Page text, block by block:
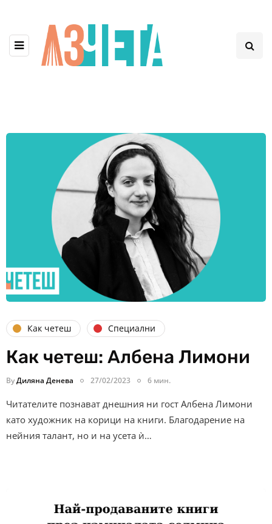
Как четеш Специални
Как четеш: Албена Лимони
ByДиляна Денева 27/02/2023 6 мин.
Читателите познават днешния ни гост Албена Лимони
като художник на корици на книги. Благодарение на
нейния талант, но и на усета ѝ…